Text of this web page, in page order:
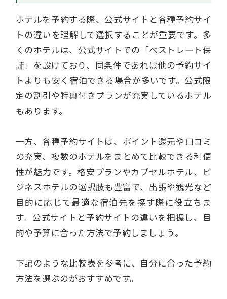
ホテルを予約する際、公式サイトと各種予約サイ
トの違いを理解して選択することが重要です。多
くのホテルは、公式サイトでの「ベストレート保
証」を設けており、同条件であれば他の予約サイ
トよりも安く宿泊できる場合が多いです。公式限
定の割引や特典付きプランが充実しているホテル
もあります。
一方、各種予約サイトは、ポイント還元や口コミ
の充実、複数のホテルをまとめて比較できる利便
性が魅力です。格安プランやカプセルホテル、ビ
ジネスホテルの選択肢も豊富で、出張や観光など
目的に応じて最適な宿泊先を探す際に役立ちま
す。公式サイトと予約サイトの違いを把握し、目
的や予算に合った方法で予約しましょう。
下記のような比較表を参考に、自分に合った予約
方法を選ぶのがおすすめです。